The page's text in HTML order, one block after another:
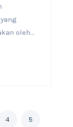
oleh...
4 5